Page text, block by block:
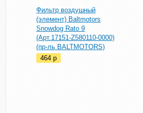
Фильтр воздушный
(элемент) Baltmotors
Snowdog Rato 9
(Арт.17151-Z580110-0000)
(пр-ль BALTMOTORS)
464p